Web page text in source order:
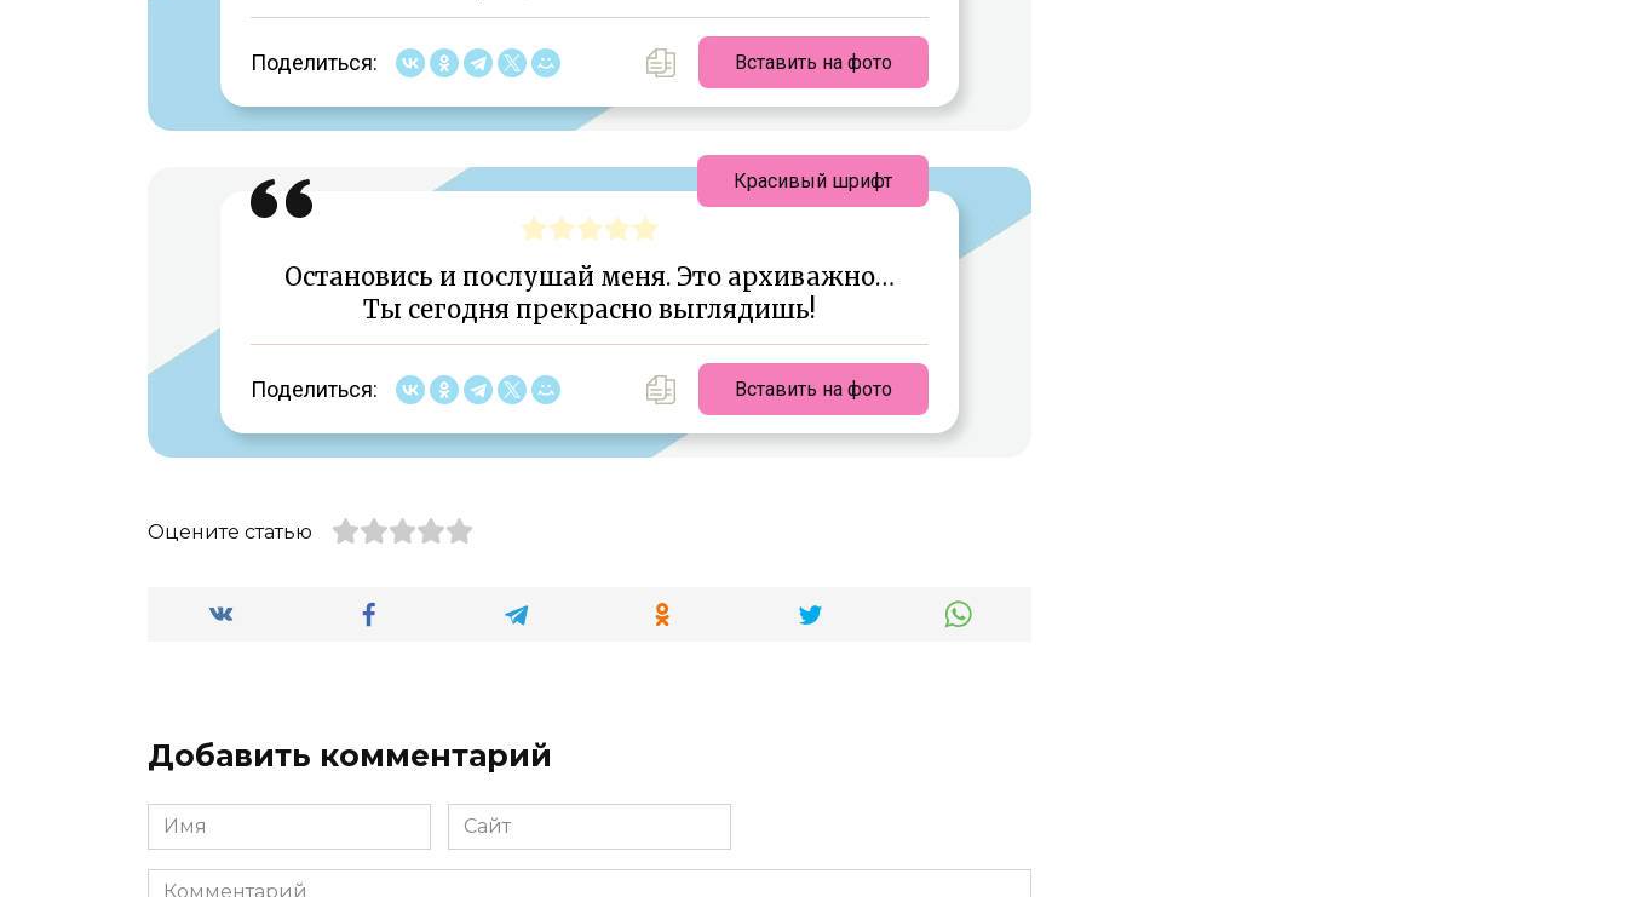
Поделиться: Вставить на фото
Остановись и послушай меня. Это архиважно…
Ты сегодня прекрасно выглядишь!
Поделиться: Вставить на фото
Красивый шрифт
Оцените статью
Добавить комментарий
Имя
*
Сайт
Комментарий